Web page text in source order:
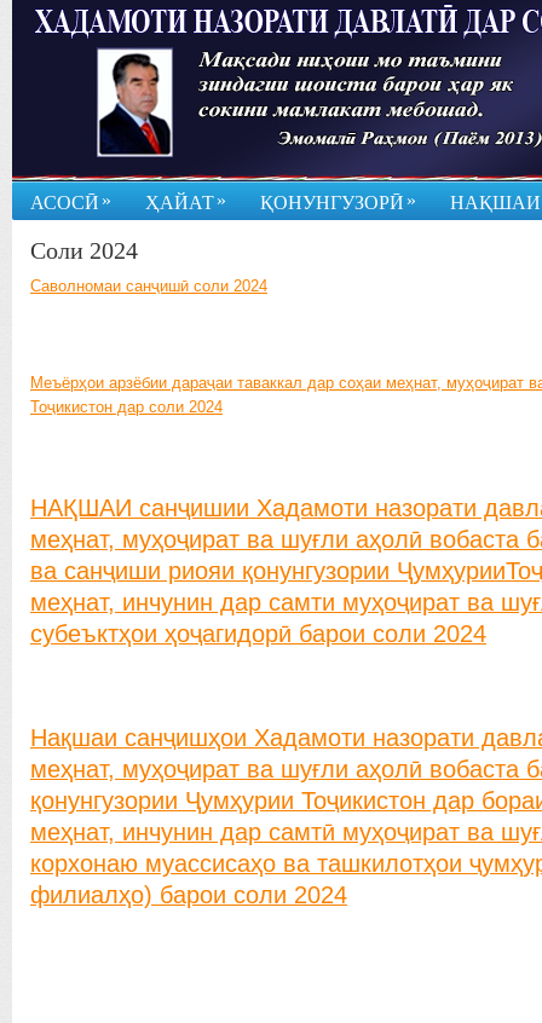
АСОСӢ » ҲАЙАТ» ҚОНУНГУЗОРӢ »
Соли 2024
Саволномаи санҷишӣ соли 2024
Меъёрҳои арзёбии дараҷаи таваккал дар соҳаи меҳнат, муҳоҷират
Тоҷикистон дар соли 2024
НАҚШАИ санҷишии Хадамоти назорати
меҳнат, муҳоҷират ва шуғли аҳолӣ вобаста
ва санҷиши риояи қонунгузории
меҳнат, инчунин дар самти муҳоҷират ва
субеъктҳои ҳоҷагидорӣ барои соли 2024
Нақшаи санҷишҳои Хадамоти назорати
меҳнат, муҳоҷират ва шуғли аҳолӣ вобаста
қонунгузории Ҷумҳурии Тоҷикистон дар
меҳнат, инчунин дар самтӣ муҳоҷират ва
корхонаю муассисаҳо ва ташкилотҳои
филиалҳо) барои соли 2024